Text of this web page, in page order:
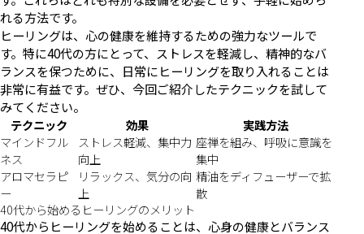
れる方法です。
ヒーリングは、心の健康を維持するための強力なツールで
す。特に40代の方にとって、ストレスを軽減し、精神的なバ
ランスを保つために、日常にヒーリングを取り入れることは
非常に有益です。ぜひ、今回ご紹介したテクニックを試して
みてください。
テクニック
効果
実践方法
マインドフル
ネス
ストレス軽減、集中力
向上
座禅を組み、呼吸に意識を
集中
アロマセラピ
ー
リラックス、気分の向
上
精油をディフューザーで拡
散
40代から始めるヒーリングのメリット
40代からヒーリングを始めることは、心身の健康とバランス